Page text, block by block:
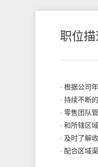
职位
· 根据公司
· 持续不断
· 零售团队
· 和所辖区
· 及时了解
· 配合区域